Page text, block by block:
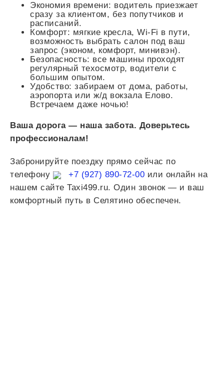
Экономия времени: водитель приезжает
сразу за клиентом, без попутчиков и
расписаний.
Комфорт: мягкие кресла, Wi-Fi в пути,
возможность выбрать салон под ваш
запрос (эконом, комфорт, минивэн).
Безопасность: все машины проходят
регулярный техосмотр, водители с
большим опытом.
Удобство: забираем от дома, работы,
аэропорта или ж/д вокзала Елово.
Встречаем даже ночью!
Ваша дорога — наша забота. Доверьтесь
профессионалам!
Забронируйте поездку прямо сейчас по
телефону
+7 (927) 890-72-00 или онлайн на
нашем сайте Taxi499.ru. Один звонок — и ваш
комфортный путь в Селятино обеспечен.